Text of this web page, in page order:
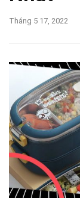
Tháng 5 17, 2022